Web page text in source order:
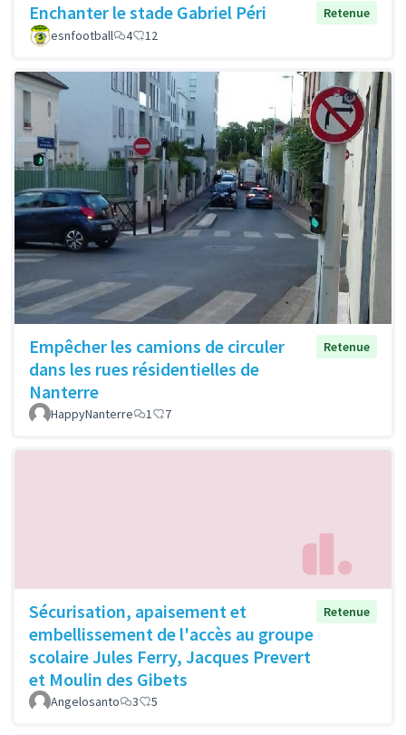
Enchanter le stade Gabriel Péri
Retenue
esnfootball
4 12
Empêcher les camions de circuler
dans les rues résidentielles de
Nanterre
Retenue
HappyNanterre 1 7
Sécurisation, apaisement et
embellissement de l'accès au groupe
scolaire Jules Ferry, Jacques Prevert
et Moulin des Gibets
Retenue
Angelosanto 3 5